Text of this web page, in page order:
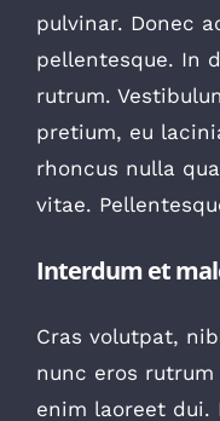
pulvinar. Donec
pellentesque. In
rutrum.
pretium, eu
rhoncus nulla
vitae.
Interdum et
Cras volutpat,
nunc eros
enim laoreet dui.